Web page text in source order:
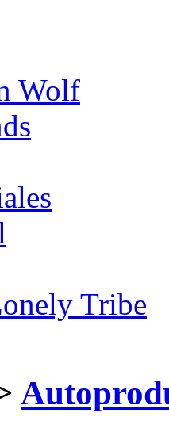
Wolf
Tribe